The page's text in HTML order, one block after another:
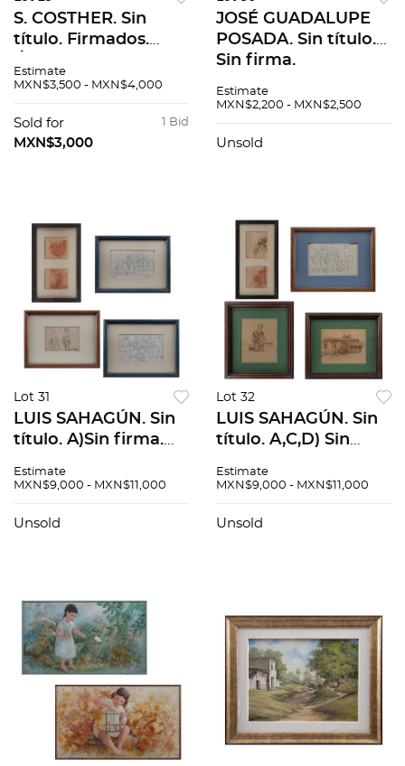
S. COSTHER. Sin
título. Firmados.
x 40 cm medidas de
Estimate
MXN$3,500 - MXN$4,000
1 Bid
Sold for
MXN$3,000
JOSÉ GUADALUPE
POSADA. Sin título.
Sin firma.
posteriores sin núm.
variables. Pzs: 5
Estimate
MXN$2,200 - MXN$2,500
Unsold
Lot 31
LUIS SAHAGÚN. Sin
título. A)Sin firma.
Firmados. Sanguina
sobre papel. Medidas
Estimate
MXN$9,000 - MXN$11,000
Unsold
Lot 32
LUIS SAHAGÚN. Sin
título. A,C,D) Sin
Firmados. Sanguina,
Medidas variables.
Estimate
MXN$9,000 - MXN$11,000
Unsold